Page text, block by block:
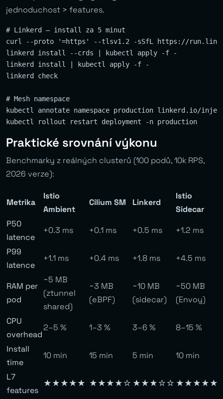
jednoduchost > features.
# Linkerd — install za 5 minut
curl --proto '=https' --tlsv1.2 -sSfL https://
linkerd install --crds | kubectl apply -f -
linkerd install | kubectl apply -f -
linkerd check
# Mesh namespace
kubectl annotate namespace production linkerd.io/
Praktické srovnání výkonu
Benchmarky z reálných clusterů (100 podů, 10k RPS,
2026 verze):
Metrika
Istio
Ambient
Cilium SM Linkerd
Istio
Sidecar
P50
latence
+0.3 ms +0.1 ms +0.5 ms +1.2 ms
P99
latence
+1.1 ms +0.4 ms +1.8 ms +4.5 ms
RAM per
pod
~5 MB
(ztunnel
shared)
~3 MB
(eBPF)
~10 MB
(sidecar)
~50 MB
(Envoy)
CPU
overhead
2–5 % 1–3 % 3–6 % 8–15 %
Install
time
10 min 15 min 5 min 10 min
L7
features
★★★★★ ★★★★☆ ★★★☆☆ ★★★★★